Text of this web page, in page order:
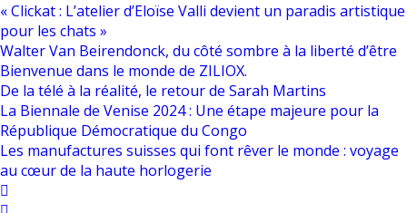
« Clickat : L’atelier d’Eloïse Valli devient un paradis artistique
pour les chats »
Walter Van Beirendonck, du côté sombre à la liberté d’être
Bienvenue dans le monde de ZILIOX.
De la télé à la réalité, le retour de Sarah Martins
La Biennale de Venise 2024 : Une étape majeure pour la
République Démocratique du Congo
Les manufactures suisses qui font rêver le monde : voyage
au cœur de la haute horlogerie